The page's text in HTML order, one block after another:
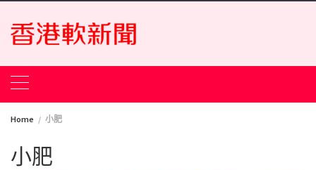
Skip
content
Home 小肥
小肥